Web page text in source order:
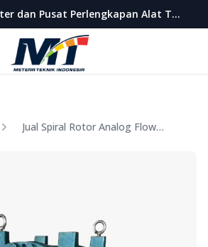
Distributor Flow Meter dan Pusat Perlengkapan Alat Teknik Indonesia
Metera Teknik Indonesia
Jual Spiral Rotor Analog Flow Meter SHM Size 6 Inch